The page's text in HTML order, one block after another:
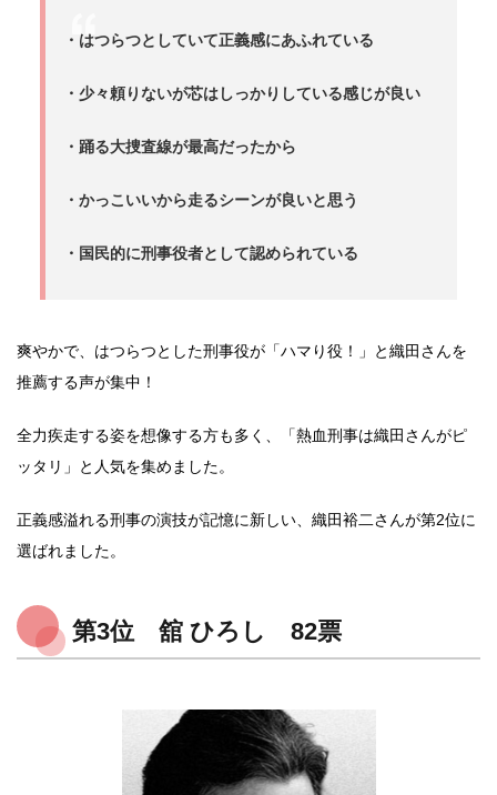
・はつらつとしていて正義感にあふれている
・少々頼りないが芯はしっかりしている感じが良い
・踊る大捜査線が最高だったから
・かっこいいから走るシーンが良いと思う
・国民的に刑事役者として認められている
爽やかで、はつらつとした刑事役が「ハマり役！」と織田さんを
推薦する声が集中！
全力疾走する姿を想像する方も多く、「熱血刑事は織田さんがピ
ッタリ」と人気を集めました。
正義感溢れる刑事の演技が記憶に新しい、織田裕二さんが第2位に
選ばれました。
第3位 舘 ひろし 82票